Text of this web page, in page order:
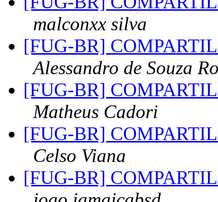
malconxx silva
[FUG-BR]
Alessandro de Souza
[FUG-BR]
Matheus Cadori
[FUG-BR]
Celso Viana
[FUG-BR]